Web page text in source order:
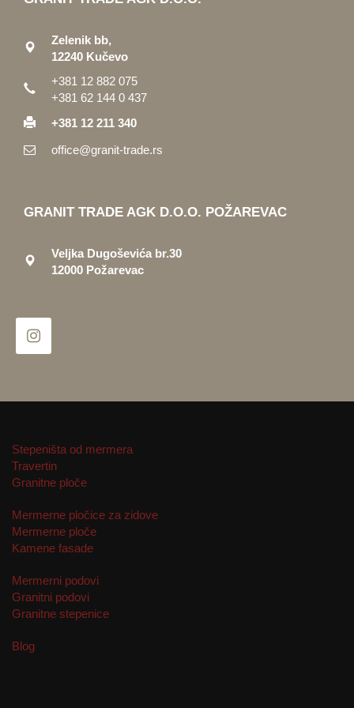
Zelenik bb,
12240 Kučevo
+381 12 882 075
+381 62 144 0 437
+381 12 211 340
office@granit-trade.rs
GRANIT TRADE AGK D.O.O. POŽAREVAC
Veljka Dugoševića br.30
12000 Požarevac
Stepeništa od mermera
Travertin
Granitne ploče
Mermerne pločice za zidove
Mermerne ploče
Kamene fasade
Mermerni podovi
Granitni podovi
Granitne stepenice
Blog